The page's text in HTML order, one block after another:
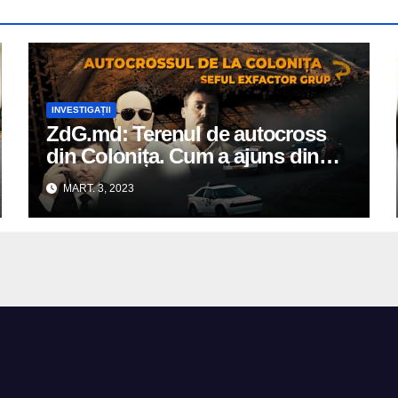
INVESTIGAȚII
ZdG.md: Terenul de autocross
din Colonița. Cum a ajuns din
proprietatea APL, la șeful unei
companii de construcții
MART. 3, 2023